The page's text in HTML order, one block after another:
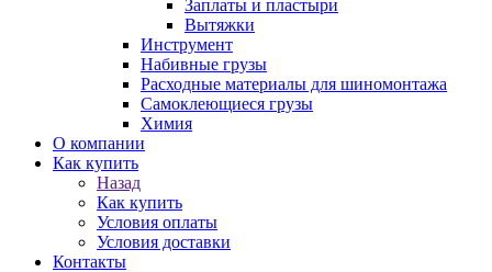
Заплаты и пластыри
Вытяжки
Инструмент
Набивные грузы
Расходные материалы для шиномонтажа
Самоклеющиеся грузы
Химия
О компании
Как купить
Назад
Как купить
Условия оплаты
Условия доставки
Контакты